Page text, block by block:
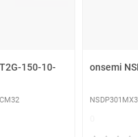
150-10-
onsemi